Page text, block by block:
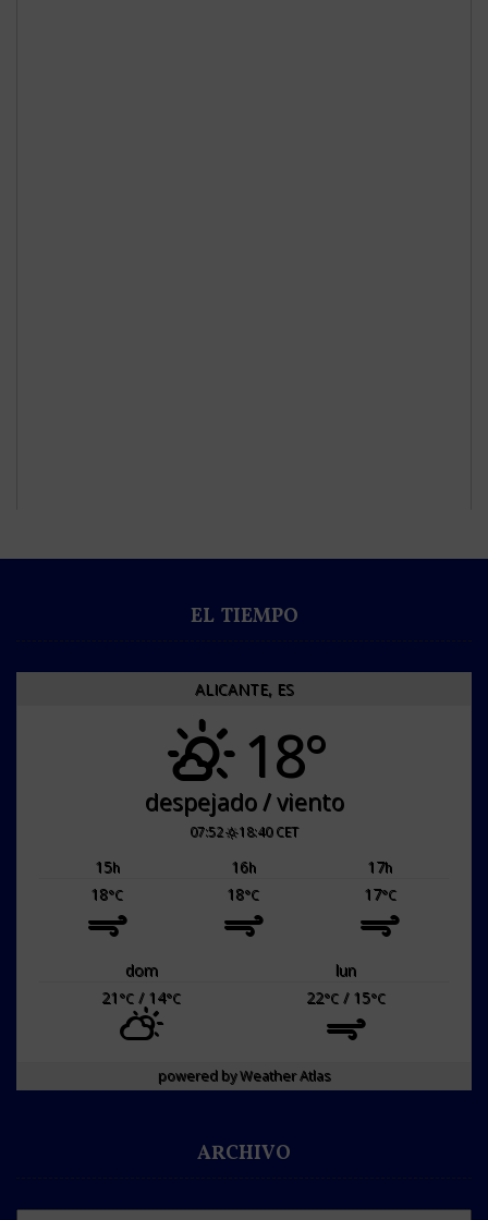
EL TIEMPO
ALICANTE, ES
18°
despejado / viento
07:52 18:40 CET
15h 16h 17h
18°C 18°C 17°C
dom
lun
21°C / 14°C 22°C / 15°C
powered byWeather Atlas
ARCHIVO